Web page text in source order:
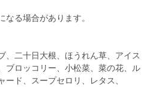
る場合があります。
、二十日大根、ほうれん草、アイス
ブロッコリー、小松菜、菜の花、ル
ード、スープセロリ、レタス、